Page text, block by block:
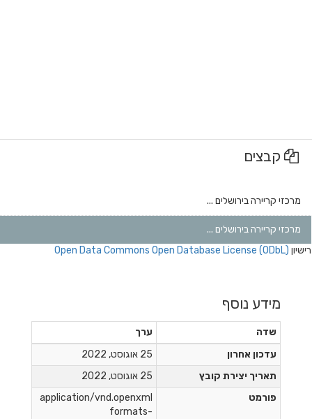
קבצים
מרכזי קריירה בירושלים ...
מרכזי קריירה בירושלים ...
רישיון Open Data Commons Open Database License (ODbL)
מידע נוסף
שדה
ערך
עדכון אחרון
25 אוגוסט, 2022
תאריך יצירת קובץ
25 אוגוסט, 2022
פורמט
application/vnd.openxml
formats-